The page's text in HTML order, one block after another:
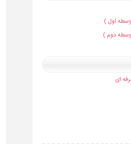
اول )
دوم )
ای